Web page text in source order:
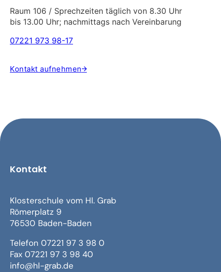
Raum 106 / Sprechzeiten täglich von 8.30 Uhr
bis 13.00 Uhr; nachmittags nach Vereinbarung
07221 973 98-17
Kontakt aufnehmen
Kontakt
Klosterschule vom Hl. Grab
Römerplatz 9
76530 Baden-Baden
Telefon 07221 97 3 98 0
Fax 07221 97 3 98 40
info@hl-grab.de